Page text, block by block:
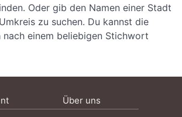
Oder gib den Namen einer Stadt
zu suchen. Du kannst die
nach einem beliebigen Stichwort
Über uns